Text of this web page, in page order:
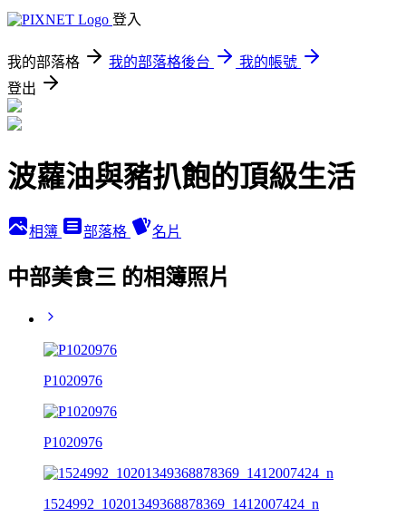
登入
我的部落格 我的部落格後台
我的帳號
登出
波蘿油與豬扒飽的頂級生活
相簿 部落格 名片
中部美食三 的相簿照片
P1020976
P1020976
1524992_10201349368878369_1412007424_n